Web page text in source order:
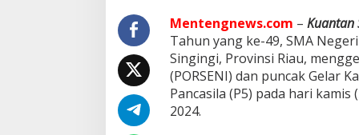
a
d
i
n
y
a
Mentengnews.com – Kuantan
Tahun yang ke-49, SMA
Singingi, Provinsi Riau,
(PORSENI) dan puncak Gelar
Pancasila (P5) pada hari
2024.